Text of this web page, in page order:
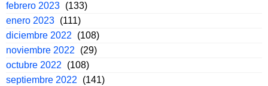
febrero 2023 (133)
enero 2023 (111)
diciembre 2022
(108)
noviembre 2022
(29)
octubre 2022
(108)
septiembre 2022
(141)